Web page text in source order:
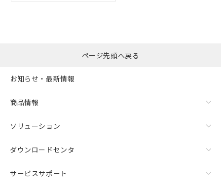
ページ先頭へ戻る
お知らせ・最新情報
商品情報
ソリューション
ダウンロードセンタ
サービスサポート